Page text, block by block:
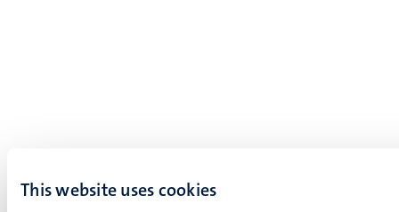
This website uses cookies